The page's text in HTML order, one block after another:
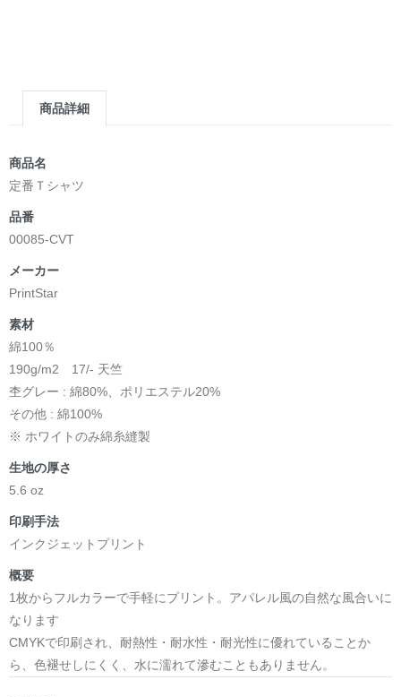
商品詳細
商品名
定番Ｔシャツ
品番
00085-CVT
メーカー
PrintStar
素材
綿100％
190g/m2 17/- 天竺
杢グレー : 綿80%、ポリエステル20%
その他 : 綿100%
※ ホワイトのみ綿糸縫製
生地の厚さ
5.6 oz
印刷手法
インクジェットプリント
概要
1枚からフルカラーで手軽にプリント。アパレル風の自然な風合いに
なります
CMYKで印刷され、耐熱性・耐水性・耐光性に優れていることか
ら、色褪せしにくく、水に濡れて滲むこともありません。